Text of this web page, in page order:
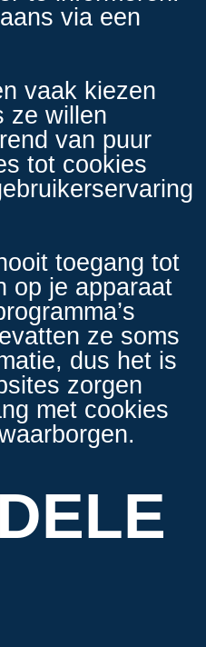
via een
vaak kiezen
ze willen
van puur
tot cookies
toegang tot
op je apparaat
ze soms
dus het is
zorgen
met cookies